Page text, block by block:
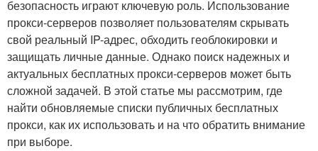
безопасность играют ключевую роль. Использование
прокси-серверов позволяет пользователям скрывать
свой реальный IP-адрес, обходить геоблокировки и
защищать личные данные. Однако поиск надежных и
актуальных бесплатных прокси-серверов может быть
сложной задачей. В этой статье мы рассмотрим, где
найти обновляемые списки публичных бесплатных
прокси, как их использовать и на что обратить внимание
при выборе.